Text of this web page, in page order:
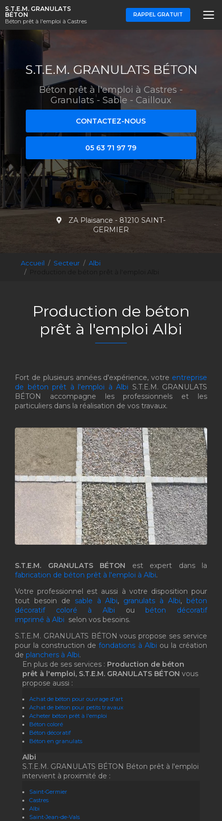
Aller
au
contenu
principal
S.T.E.M. GRANULATS
BÉTON
Béton prêt à l'emploi à Castres
RAPPEL GRATUIT
Béton prêt à l'emploi à Castres -
Granulats - Sable - Cailloux
CONTACTEZ-NOUS
05 63 71 97 79
ZA Plaisance - 81210 SAINT-
GERMIER
Accueil Secteur
Albi
Production de béton
prêt à l'emploi Albi
Fort de plusieurs années d'expérience, votre entreprise
de béton prêt à l'emploi à Albi S.T.E.M. GRANULATS
BÉTON accompagne les professionnels et les
particuliers dans la réalisation de vos travaux.
S.T.E.M. GRANULATS BÉTON est expert dans la
fabrication de béton prêt à l'emploi à Albi.
Votre professionnel est aussi à votre disposition pour
tout besoin de sable à Albi, granulats à Albi,
béton
décoratif coloré à Albi ou béton décoratif
imprimé à Albi selon vos besoins.
S.T.E.M. GRANULATS BÉTON vous propose ses service
pour la construction defondations à Albi ou la création
de planchers à Albi.
En plus de ses services : Production de béton
prêt à l'emploi, S.T.E.M. GRANULATS BÉTON vous
propose aussi :
Achat de béton pour ouvrage d'art
Achat de béton pour petits travaux
Acheter béton prêt à l'emploi
Béton coloré
Béton décoratif
Béton en granulats
Albi
S.T.E.M. GRANULATS BÉTON Béton prêt à l'emploi
intervient à proximité de :
Saint-Germier
Castres
Albi
Saint-Jean-de-Vals